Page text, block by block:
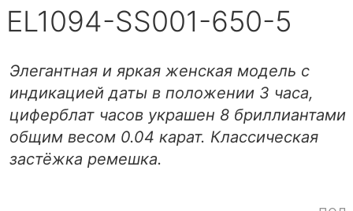
EL1094-SS001-650-5
Элегантная и яркая женская модель с
индикацией даты в положении 3 часа,
циферблат часов украшен 8 бриллиантами
общим весом 0.04 карат. Классическая
застёжка ремешка.